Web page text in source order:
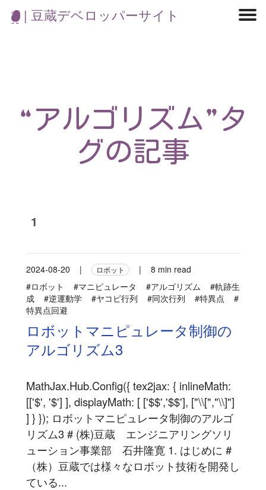
| 豆蔵デベロッパーサイト
“アルゴリズム”タ
グの記事
1
2024-08-20 | ロボット |
8 min read
#ロボット
#マニピュレータ #アルゴリズム
#軌跡生
成
#逆運動学 #ヤコビ行列 #同次行列 #特異点
#
特異点回避
ロボットマニピュレータ制御の
アルゴリズム3
MathJax.Hub.Config({ tex2jax: { inlineMath:
[['$', '$'] ], displayMath: [ ['$$','$$'], ["\\[","\\]"]
] } }); ロボットマニピュレータ制御のアルゴ
リズム3 # (株)豆蔵 エンジニアリングソリ
ューション事業部 石井隆寛 1. はじめに #
（株）豆蔵では様々なロボット技術を開発し
ている...